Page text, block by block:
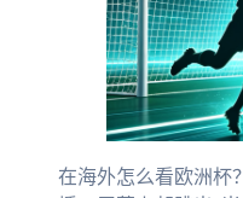
在海外怎么看欧洲杯